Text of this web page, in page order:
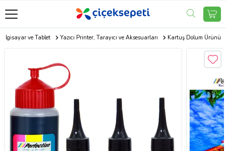
Bilgisayar ve Tablet Yazıcı Printer, Tarayıcı ve Aksesuarları Kartuş Dolum Ürünü